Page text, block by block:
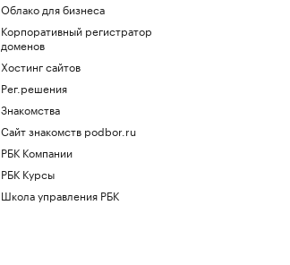
Облако для бизнеса
Корпоративный регистратор
доменов
Хостинг сайтов
Рег.решения
Знакомства
Сайт знакомств podbor.ru
РБК Компании
РБК Курсы
Школа управления РБК